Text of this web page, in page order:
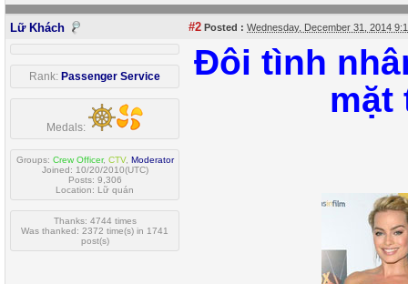
Lữ Khách #2 Posted : Wednesday, December 31, 2014
Rank: Passenger Service
Medals:
Groups: Crew Officer, CTV, Moderator
Joined: 10/20/2010(UTC)
Posts: 9,306
Location: Lữ quán
Thanks: 4744 times
Was thanked: 2372 time(s) in 1741
post(s)
Đôi tình